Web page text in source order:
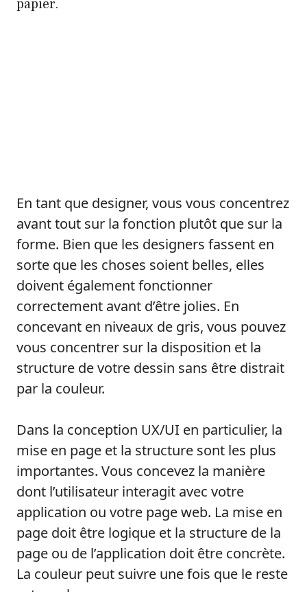
En tant que designer, vous vous concentrez
avant tout sur la fonction plutôt que sur la
forme. Bien que les designers fassent en
sorte que les choses soient belles, elles
doivent également fonctionner
correctement avant d’être jolies. En
concevant en niveaux de gris, vous pouvez
vous concentrer sur la disposition et la
structure de votre dessin sans être distrait
par la couleur.
Dans la conception UX/UI en particulier, la
mise en page et la structure sont les plus
importantes. Vous concevez la manière
dont l’utilisateur interagit avec votre
application ou votre page web. La mise en
page doit être logique et la structure de la
page ou de l’application doit être concrète.
La couleur peut suivre une fois que le reste